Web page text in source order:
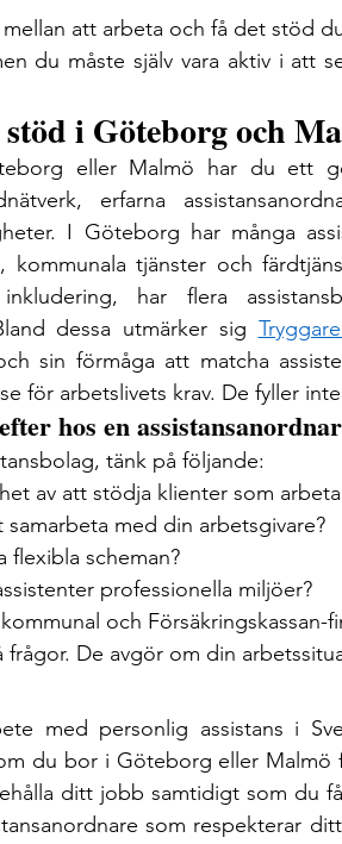
att arbeta och få det stöd
du måste själv vara aktiv i att
i Göteborg och
eller Malmö har du ett
erfarna
I Göteborg har många
kommunala tjänster och
har flera
dessa utmärker sig
sin förmåga att matcha
för arbetslivets krav. De fyller
hos en
tänk på följande:
av att stödja klienter som
med din arbetsgivare?
flexibla scheman?
professionella miljöer?
och Försäkringskassan-
frågor. De avgör om din
med personlig assistans i
du bor i Göteborg eller Malmö
ditt jobb samtidigt som du
som respekterar